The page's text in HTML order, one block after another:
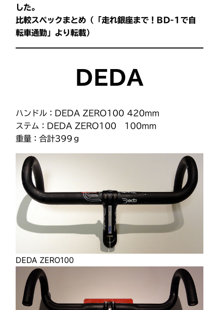
した。
比較スペックまとめ（「走れ銀座まで！BD-1で自
転車通勤」より転載）
DEDA
ハンドル：DEDA ZERO100 420mm
ステム：DEDA ZERO100 100mm
重量：合計399ｇ
DEDA ZERO100